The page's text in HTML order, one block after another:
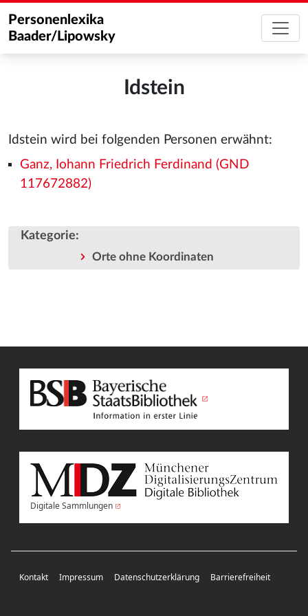
Personenlexika
Baader/Lipowsky
Idstein
Idstein wird bei folgenden Personen erwähnt:
Ganz, Iohann Friedrich Ferdinand (GND
117672882)
Kategorie:
Orte ohne Koordinaten
Digitale Sammlungen
Kontakt Impressum Datenschutzerklärung Barrierefreiheit